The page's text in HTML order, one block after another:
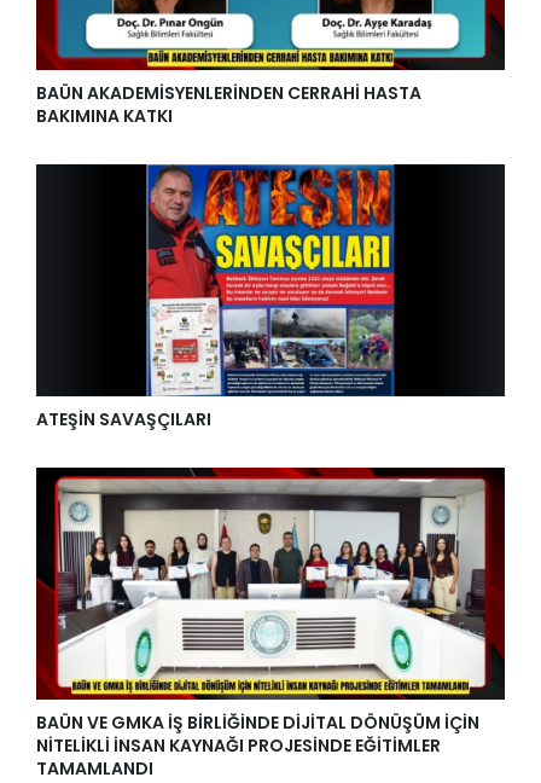
BAÜN AKADEMİSYENLERİNDEN CERRAHİ HASTA
BAKIMINA KATKI
ATEŞİN SAVAŞÇILARI
BAÜN VE GMKA İŞ BİRLİĞİNDE DİJİTAL DÖNÜŞÜM İÇİN
NİTELİKLİ İNSAN KAYNAĞI PROJESİNDE EĞİTİMLER
TAMAMLANDI